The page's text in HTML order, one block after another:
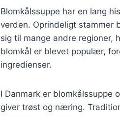
Blomkålssuppe har en lang
verden. Oprindeligt stammer
sig til mange andre regioner,
blomkål er blevet populær,
ingredienser.
I Danmark er blomkålssuppe
giver trøst og næring.